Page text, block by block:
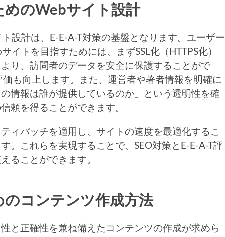
のWebサイト設計
設計は、E-E-A-T対策の基盤となります。ユーザー
イトを目指すためには、まずSSL化（HTTPS化）
り、訪問者のデータを安全に保護することがで
も向上します。また、運営者や著者情報を明確に
情報は誰が提供しているのか」という透明性を確
頼を得ることができます。
ィパッチを適用し、サイトの速度を最適化するこ
。これらを実現することで、SEO対策とE-E-A-T評
ることができます。
コンテンツ作成方法
と正確性を兼ね備えたコンテンツの作成が求めら